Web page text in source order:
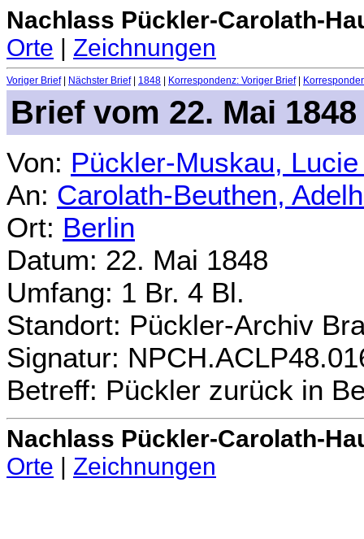
Nachlass Pückler-Carolath-
Orte | Zeichnungen
Voriger Brief| Nächster Brief| 1848 Korrespondenz: Voriger Brief|
Brief vom 22. Mai 1848
Von: Pückler-Muskau,
An: Carolath-Beuthen,
Ort: Berlin
Datum: 22. Mai 1848
Umfang: 1 Br. 4 Bl.
Standort: Pückler-Archiv
Signatur:
Betreff: Pückler zurück in
Nachlass Pückler-Carolath-
Orte
Zeichnungen